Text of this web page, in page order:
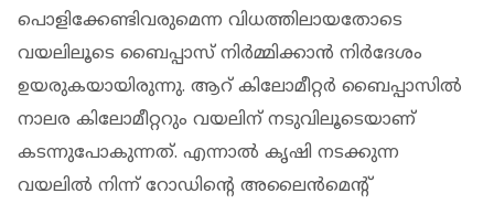
പൊളിക്കേണ്ടിവരുമെന്ന വിധത്തിലായതോടെ
വയലിലൂടെ ബൈപ്പാസ് നിര്‍മ്മിക്കാന്‍ നിര്‍ദേശം
ഉയരുകയായിരുന്നു. ആറ് കിലോമീറ്റര്‍ ബൈപ്പാസില്‍
നാലര കിലോമീറ്ററും വയലിന് നടുവിലൂടെയാണ്
കടന്നുപോകുന്നത്. എന്നാല്‍ കൃഷി നടക്കുന്ന
വയലില്‍ നിന്ന് റോഡിന്റെ അലൈന്‍മെന്റ്